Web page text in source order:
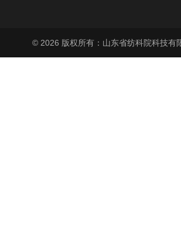
© 2026 版权所有：山东省纺科院科技